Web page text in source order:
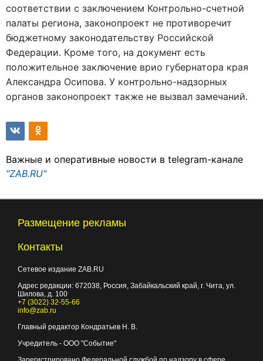
соответствии с заключением Контрольно-счетной
палаты региона, законопроект не противоречит
бюджетному законодательству Российской
Федерации. Кроме того, на документ есть
положительное заключение врио губернатора края
Александра Осипова. У контрольно-надзорных
органов законопроект также не вызвал замечаний.
Важные и оперативные новости в telegram-канале
"ZAB.RU"
Размещение рекламы
Контакты
Сетевое издание ZAB.RU
Адрес редакции: 672038, Россия, Забайкальский край, г. Чита, ул.
Шилова, д. 100
+7 (3022) 32-55-66
info@zab.ru
Главный редактор Кондратьев Н. В.
Учредитель - ООО "Событие"